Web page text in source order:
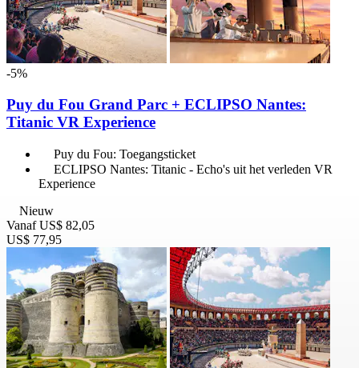
-5%
Puy du Fou Grand Parc + ECLIPSO Nantes:
Titanic VR Experience
Puy du Fou: Toegangsticket
ECLIPSO Nantes: Titanic - Echo's uit het verleden VR
Experience
Nieuw
Vanaf US$ 82,05
US$ 77,95